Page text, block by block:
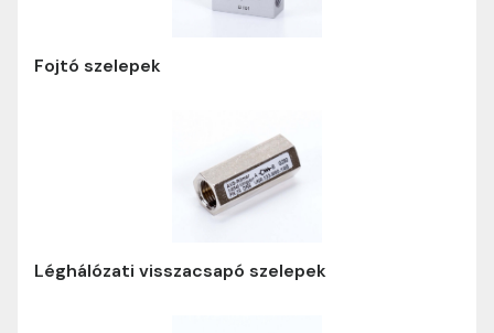
Fojtó szelepek
Léghálózati visszacsapó szelepek